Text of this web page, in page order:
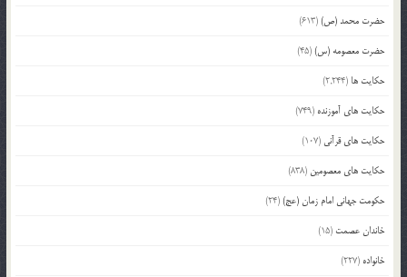
حضرت محمد (ص)(613)
حضرت معصومه (س)(45)
حکایت ها (2,244)
حکایت های آموزنده (749)
حکایت های قرآنی (107)
حکایت های معصومین (838)
حکومت جهانی امام زمان (عج)(24)
خاندان عصمت (15)
خانواده (227)